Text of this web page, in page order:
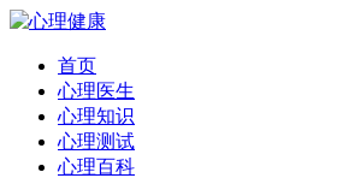
首页
心理医生
心理知识
心理测试
心理百科